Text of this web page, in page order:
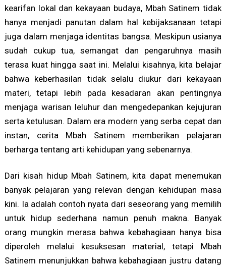
kearifan lokal dan kekayaan budaya, Mbah Satinem tidak
hanya menjadi panutan dalam hal kebijaksanaan tetapi
juga dalam menjaga identitas bangsa. Meskipun usianya
sudah cukup tua, semangat dan pengaruhnya masih
terasa kuat hingga saat ini. Melalui kisahnya, kita belajar
bahwa keberhasilan tidak selalu diukur dari kekayaan
materi, tetapi lebih pada kesadaran akan pentingnya
menjaga warisan leluhur dan mengedepankan kejujuran
serta ketulusan. Dalam era modern yang serba cepat dan
instan, cerita Mbah Satinem memberikan pelajaran
berharga tentang arti kehidupan yang sebenarnya.
Dari kisah hidup Mbah Satinem, kita dapat menemukan
banyak pelajaran yang relevan dengan kehidupan masa
kini. Ia adalah contoh nyata dari seseorang yang memilih
untuk hidup sederhana namun penuh makna. Banyak
orang mungkin merasa bahwa kebahagiaan hanya bisa
diperoleh melalui kesuksesan material, tetapi Mbah
Satinem menunjukkan bahwa kebahagiaan justru datang